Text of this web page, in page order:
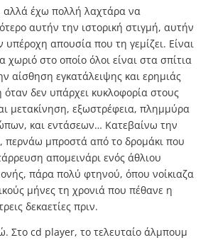
αλλά έχω πολλή λαχτάρα να
αυτήν την ιστορική στιγμή, αυτήν
απουσία που τη γεμίζει. Είναι
στο οποίο όλοι είναι στα σπίτια
αίσθηση εγκατάλειψης και ερημιάς
δεν υπάρχει κυκλοφορία στους
μετακίνηση, εξωστρέφεια, πλημμύρα
και εντάσεων… Κατεβαίνω την
περνάω μπροστά από το δρομάκι που
απομεινάρι ενός άθλιου
πάρα πολύ φτηνού, όπου νοίκιαζα
μήνες τη χρονιά που πέθανε η
δεκαετίες πριν.
Στο cd player, το τελευταίο άλμπουμ